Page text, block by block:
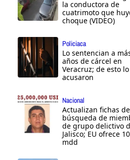
la conductora de
cuatrimoto que
choque (VIDEO)
Policiaca
Lo sentencian a
años de cárcel en
Veracruz; de esto lo
acusaron
Nacional
Actualizan fichas de
búsqueda de
de grupo delictivo
Jalisco; EU ofrece
mdd